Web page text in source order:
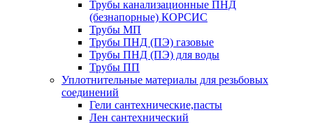
Трубы канализационные ПНД
(безнапорные) КОРСИС
Трубы МП
Трубы ПНД (ПЭ) газовые
Трубы ПНД (ПЭ) для воды
Трубы ПП
Уплотнительные материалы для резьбовых
соединений
Гели сантехнические,пасты
Лен сантехнический